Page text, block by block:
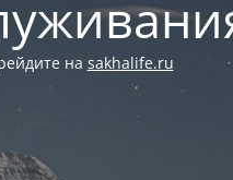
на sakhalife.ru